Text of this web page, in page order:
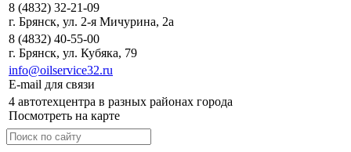
8 (4832) 32-21-09
г. Брянск, ул. 2-я Мичурина, 2а
8 (4832) 40-55-00
г. Брянск, ул. Кубяка, 79
info@oilservice32.ru
E-mail для связи
4 автотехцентра в разных районах города
Посмотреть на карте